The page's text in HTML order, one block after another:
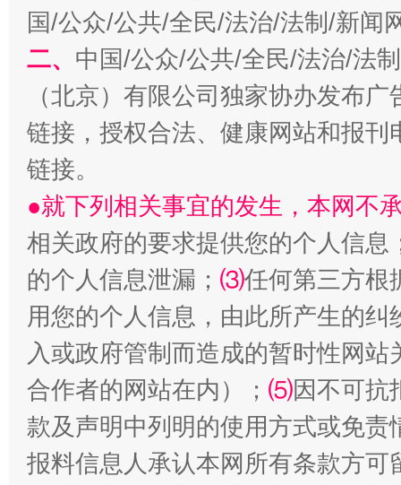
受贿1.44亿！段成刚被判无期 从幼
国/公众/公共/全民/法治/法制/新闻
二、 中国/公众/公共/全民/法治/法
（北京）有限公司独家协办发布
链接，授权合法、健康网站和报
链接。
●就下列相关事宜的发生，本网不
相关政府的要求提供您的个人信息
的个人信息泄漏； ⑶任何第三方根
用您的个人信息，由此所产生的纠
入或政府管制而造成的暂时性网
合作者的网站在内）； ⑸因不可抗
款及声明中列明的使用方式或免责
报料信息人承认本网所有条款方